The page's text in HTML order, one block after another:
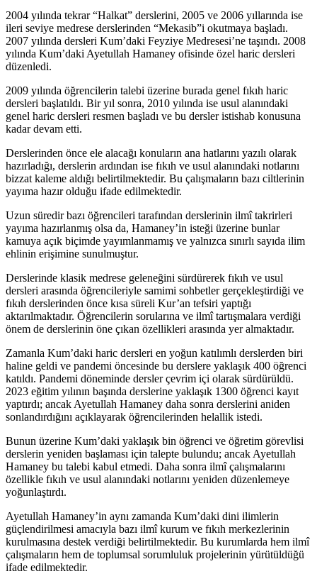
2004 yılında tekrar “Halkat” derslerini, 2005 ve 2006 yıllarında ise
ileri seviye medrese derslerinden “Mekasib”i okutmaya başladı.
2007 yılında dersleri Kum’daki Feyziye Medresesi’ne taşındı. 2008
yılında Kum’daki Ayetullah Hamaney ofisinde özel haric dersleri
düzenledi.
2009 yılında öğrencilerin talebi üzerine burada genel fıkıh haric
dersleri başlatıldı. Bir yıl sonra, 2010 yılında ise usul alanındaki
genel haric dersleri resmen başladı ve bu dersler istishab konusuna
kadar devam etti.
Derslerinden önce ele alacağı konuların ana hatlarını yazılı olarak
hazırladığı, derslerin ardından ise fıkıh ve usul alanındaki notlarını
bizzat kaleme aldığı belirtilmektedir. Bu çalışmaların bazı ciltlerinin
yayıma hazır olduğu ifade edilmektedir.
Uzun süredir bazı öğrencileri tarafından derslerinin ilmî takrirleri
yayıma hazırlanmış olsa da, Hamaney’in isteği üzerine bunlar
kamuya açık biçimde yayımlanmamış ve yalnızca sınırlı sayıda ilim
ehlinin erişimine sunulmuştur.
Derslerinde klasik medrese geleneğini sürdürerek fıkıh ve usul
dersleri arasında öğrencileriyle samimi sohbetler gerçekleştirdiği ve
fıkıh derslerinden önce kısa süreli Kur’an tefsiri yaptığı
aktarılmaktadır. Öğrencilerin sorularına ve ilmî tartışmalara verdiği
önem de derslerinin öne çıkan özellikleri arasında yer almaktadır.
Zamanla Kum’daki haric dersleri en yoğun katılımlı derslerden biri
haline geldi ve pandemi öncesinde bu derslere yaklaşık 400 öğrenci
katıldı. Pandemi döneminde dersler çevrim içi olarak sürdürüldü.
2023 eğitim yılının başında derslerine yaklaşık 1300 öğrenci kayıt
yaptırdı; ancak Ayetullah Hamaney daha sonra derslerini aniden
sonlandırdığını açıklayarak öğrencilerinden helallik istedi.
Bunun üzerine Kum’daki yaklaşık bin öğrenci ve öğretim görevlisi
derslerin yeniden başlaması için talepte bulundu; ancak Ayetullah
Hamaney bu talebi kabul etmedi. Daha sonra ilmî çalışmalarını
özellikle fıkıh ve usul alanındaki notlarını yeniden düzenlemeye
yoğunlaştırdı.
Ayetullah Hamaney’in aynı zamanda Kum’daki dini ilimlerin
güçlendirilmesi amacıyla bazı ilmî kurum ve fıkıh merkezlerinin
kurulmasına destek verdiği belirtilmektedir. Bu kurumlarda hem ilmî
çalışmaların hem de toplumsal sorumluluk projelerinin yürütüldüğü
ifade edilmektedir.